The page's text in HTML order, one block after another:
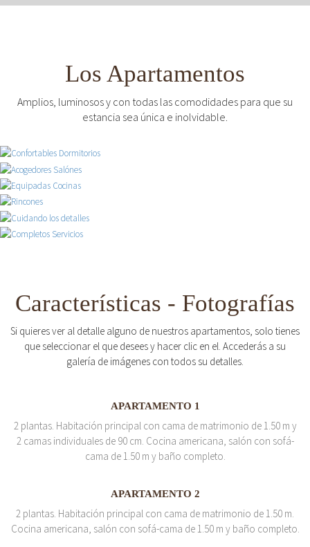
Los Apartamentos
Amplios, luminosos y con todas las comodidades para que su
estancia sea única e inolvidable.
Características - Fotografías
Si quieres ver al detalle alguno de nuestros apartamentos, solo tienes
que seleccionar el que desees y hacer clic en el. Accederás a su
galería de imágenes con todos su detalles.
APARTAMENTO 1
2 plantas. Habitación principal con cama de matrimonio de 1.50 m y
2 camas individuales de 90 cm. Cocina americana, salón con sofá-
cama de 1.50 m y baño completo.
APARTAMENTO 2
2 plantas. Habitación principal con cama de matrimonio de 1.50 m.
Cocina americana, salón con sofá-cama de 1.50 m y baño completo.